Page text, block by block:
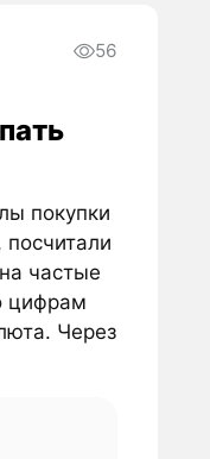
56
покупки
частые
цифрам
Через